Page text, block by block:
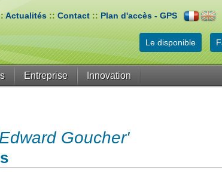
Actualités :: Contact :: Plan d'accès - GPS
Le disponible
Entreprise Innovation
Goucher'